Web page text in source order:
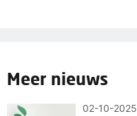
Meer nieuws
02-10-2025